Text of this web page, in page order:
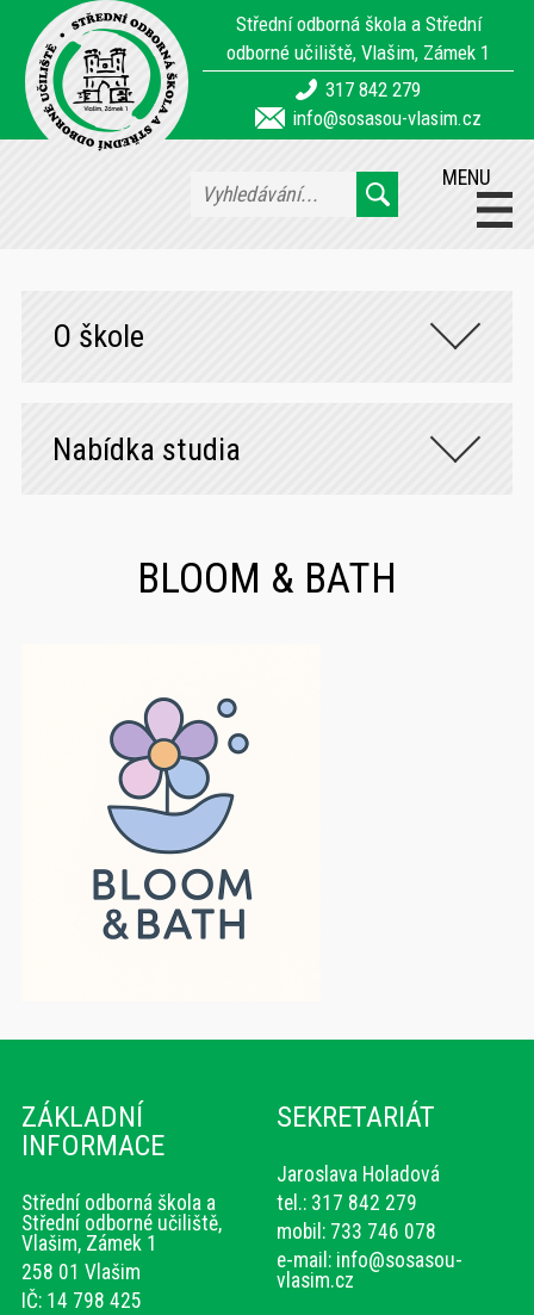
Střední odborná škola a Střední
odborné učiliště, Vlašim, Zámek 1
317 842 279
info@sosasou-vlasim.cz
MENU
O škole
Nabídka studia
BLOOM & BATH
ZÁKLADNÍ
INFORMACE
Střední odborná škola a
Střední odborné učiliště,
Vlašim, Zámek 1
258 01 Vlašim
IČ: 14 798 425
SEKRETARIÁT
Jaroslava Holadová
tel.: 317 842 279
mobil: 733 746 078
e-mail: info@sosasou-
vlasim.cz